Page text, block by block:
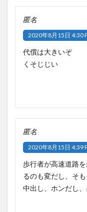
匿名
2020年8月15日 4:30
代償は大きいぞ
くそじじい
匿名
2020年8月15日 4:39
歩行者が高速道路
るのも変だし、そも
中出し、ホンだし、